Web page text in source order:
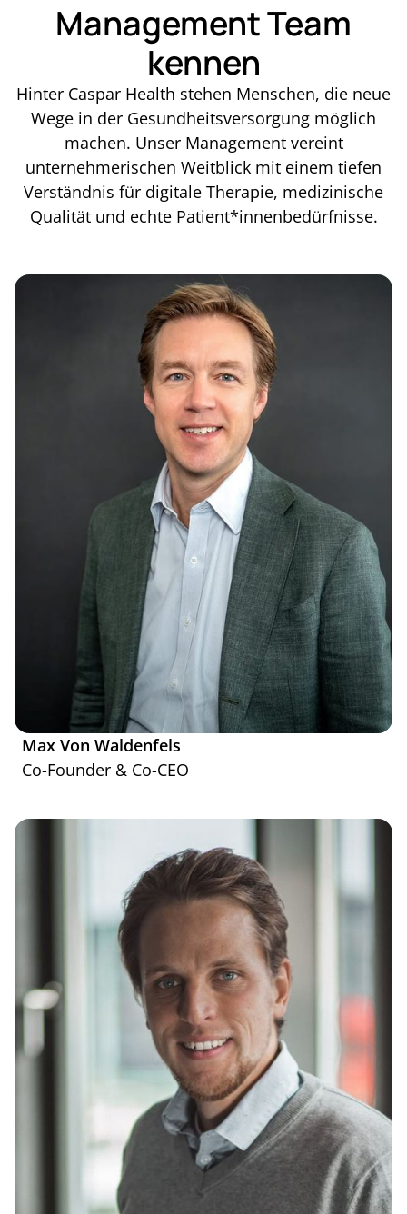
Management Team
kennen
Hinter Caspar Health stehen Menschen, die neue
Wege in der Gesundheitsversorgung möglich
machen. Unser Management vereint
unternehmerischen Weitblick mit einem tiefen
Verständnis für digitale Therapie, medizinische
Qualität und echte Patient*innenbedürfnisse.
Max Von Waldenfels
Co-Founder & Co-CEO